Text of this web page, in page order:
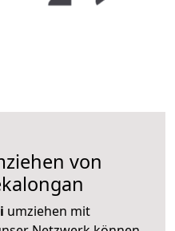
von
umziehen mit